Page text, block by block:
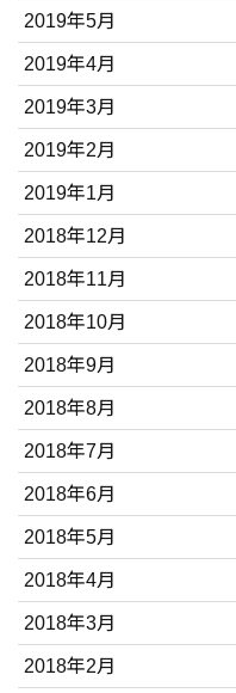
2019年5月
2019年4月
2019年3月
2019年2月
2019年1月
2018年12月
2018年11月
2018年10月
2018年9月
2018年8月
2018年7月
2018年6月
2018年5月
2018年4月
2018年3月
2018年2月